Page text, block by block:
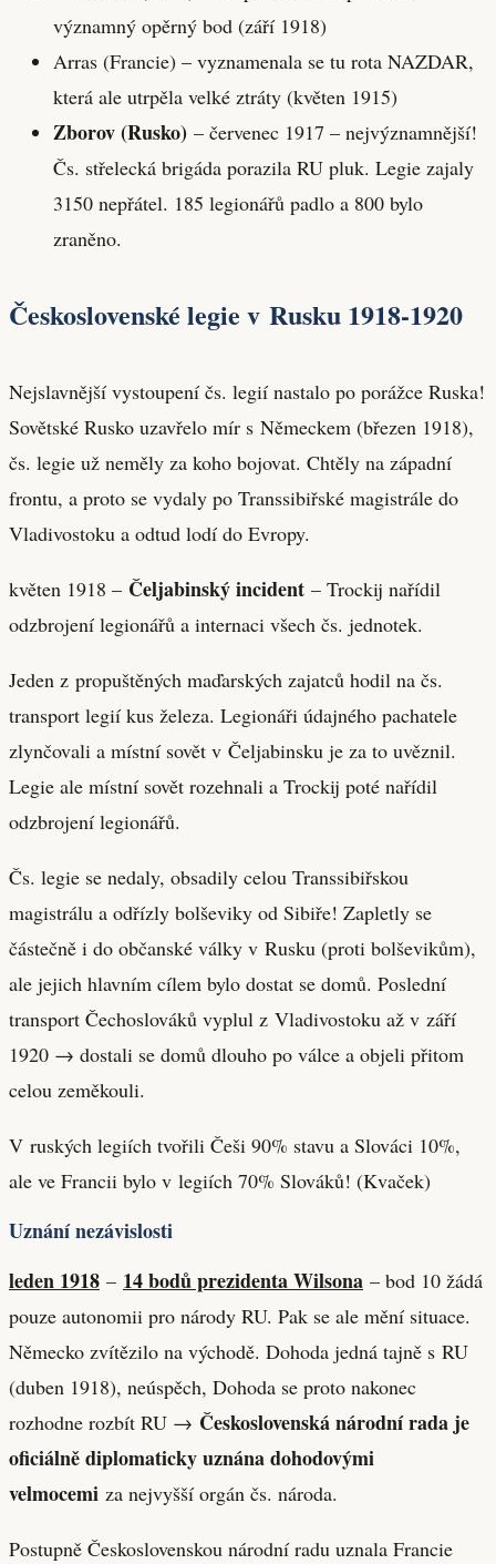
významný opěrný bod (září 1918)
Arras (Francie) – vyznamenala se tu rota NAZDAR,
která ale utrpěla velké ztráty (květen 1915)
Zborov (Rusko) – červenec 1917 – nejvýznamnější!
Čs. střelecká brigáda porazila RU pluk. Legie zajaly
3150 nepřátel. 185 legionářů padlo a 800 bylo
zraněno.
Československé legie v Rusku 1918-1920
Nejslavnější vystoupení čs. legií nastalo po porážce Ruska!
Sovětské Rusko uzavřelo mír s Německem (březen 1918),
čs. legie už neměly za koho bojovat. Chtěly na západní
frontu, a proto se vydaly po Transsibiřské magistrále do
Vladivostoku a odtud lodí do Evropy.
květen 1918 – Čeljabinský incident – Trockij nařídil
odzbrojení legionářů a internaci všech čs. jednotek.
Jeden z propuštěných maďarských zajatců hodil na čs.
transport legií kus železa. Legionáři údajného pachatele
zlynčovali a místní sovět v Čeljabinsku je za to uvěznil.
Legie ale místní sovět rozehnali a Trockij poté nařídil
odzbrojení legionářů.
Čs. legie se nedaly, obsadily celou Transsibiřskou
magistrálu a odřízly bolševiky od Sibiře! Zapletly se
částečně i do občanské války v Rusku (proti bolševikům),
ale jejich hlavním cílem bylo dostat se domů. Poslední
transport Čechoslováků vyplul z Vladivostoku až v září
1920 → dostali se domů dlouho po válce a objeli přitom
celou zeměkouli.
V ruských legiích tvořili Češi 90% stavu a Slováci 10%,
ale ve Francii bylo v legiích 70% Slováků! (Kvaček)
Uznání nezávislosti
leden 1918 – 14 bodů prezidenta Wilsona – bod 10 žádá
pouze autonomii pro národy RU. Pak se ale mění situace.
Německo zvítězilo na východě. Dohoda jedná tajně s RU
(duben 1918), neúspěch, Dohoda se proto nakonec
rozhodne rozbít RU → Československá národní rada je
oficiálně diplomaticky uznána dohodovými
velmocemi za nejvyšší orgán čs. národa.
Postupně Československou národní radu uznala Francie